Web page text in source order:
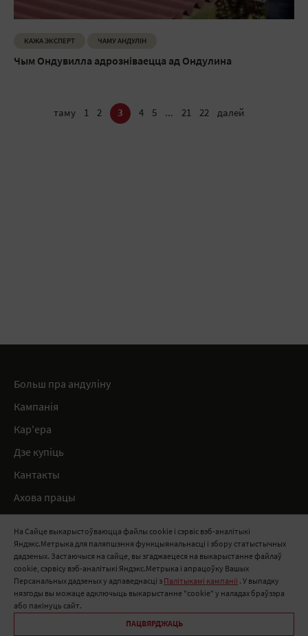
На Сайце выкарыстоўваюцца файлы cookie і сэрвіс вэб-аналітыкі
Яндэкс.Метрыка для паляпшэння функцыянальнасці і збору статыстычных
дадзеных. Застаючыся на сайце, вы згаджаецеся на выкарыстанне файлаў
cookie, сэрвісу вэб-аналітыкі Яндэкс.Метрыка і апрацоўку Вашых
Персанальных дадзеных у адпаведнасці з Палітыкамі кампаніі . У выпадку
нязгоды вы можаце адключыць выкарыстанне "cookie" у наладах браўзэра
або пакінуць сайт.
ПАЦВЯРДЖАЦЬ
КАЖА ЭКСПЕРТ ЧАМУ АНДУЛIН
Чым Ондувилла адрозніваецца ад Ондулина
таму 1 2 3 4 5 ... 21 22 далей
8 800 511 91 82
info@onduline.ru
Росія Беларусь Казахстан
Больш пра андуліну
Кампанія
Кар'ера
Дзе купіць
Кантакты
Ахова працы